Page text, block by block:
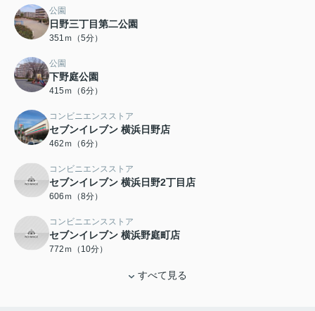
公園
日野三丁目第二公園
351ｍ（5分）
公園
下野庭公園
415ｍ（6分）
コンビニエンスストア
セブンイレブン 横浜日野店
462ｍ（6分）
コンビニエンスストア
セブンイレブン 横浜日野2丁目店
606ｍ（8分）
コンビニエンスストア
セブンイレブン 横浜野庭町店
772ｍ（10分）
すべて見る